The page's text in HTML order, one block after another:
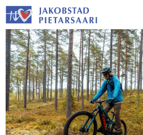
Hoppa
till
innehållet